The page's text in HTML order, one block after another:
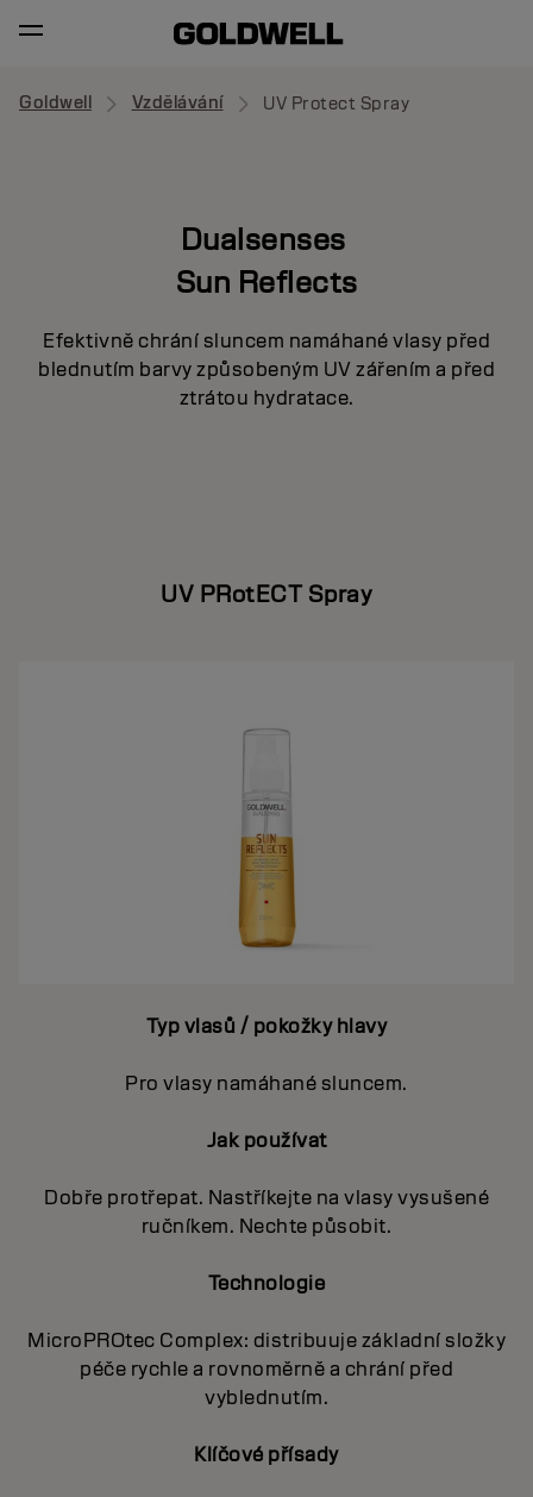
Goldwell Vzdělávání UV Protect Spray
Dualsenses
Sun Reflects
Efektivně chrání sluncem namáhané vlasy před
blednutím barvy způsobeným UV zářením a před
ztrátou hydratace.
UV PRotECT Spray
Typ vlasů / pokožky hlavy
Pro vlasy namáhané sluncem.
Jak používat
Dobře protřepat. Nastříkejte na vlasy vysušené
ručníkem. Nechte působit.
Technologie
MicroPROtec Complex: distribuuje základní složky
péče rychle a rovnoměrně a chrání před
vyblednutím.
Klíčové přísady